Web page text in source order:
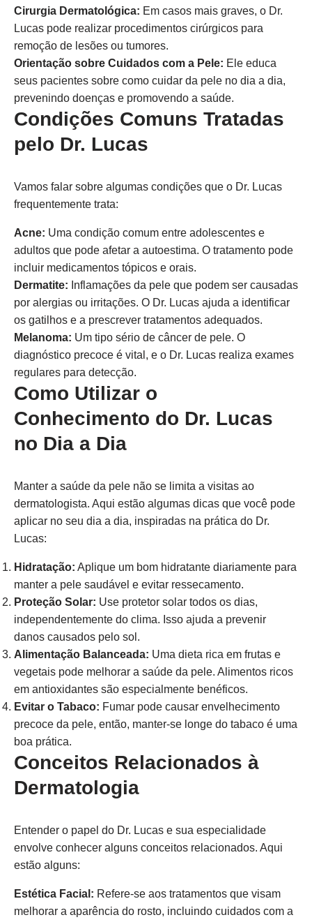
Cirurgia Dermatológica: Em casos mais graves, o Dr.
Lucas pode realizar procedimentos cirúrgicos para
remoção de lesões ou tumores.
Orientação sobre Cuidados com a Pele: Ele educa
seus pacientes sobre como cuidar da pele no dia a dia,
prevenindo doenças e promovendo a saúde.
Condições Comuns Tratadas
pelo Dr. Lucas
Vamos falar sobre algumas condições que o Dr. Lucas
frequentemente trata:
Acne: Uma condição comum entre adolescentes e
adultos que pode afetar a autoestima. O tratamento pode
incluir medicamentos tópicos e orais.
Dermatite: Inflamações da pele que podem ser causadas
por alergias ou irritações. O Dr. Lucas ajuda a identificar
os gatilhos e a prescrever tratamentos adequados.
Melanoma: Um tipo sério de câncer de pele. O
diagnóstico precoce é vital, e o Dr. Lucas realiza exames
regulares para detecção.
Como Utilizar o
Conhecimento do Dr. Lucas
no Dia a Dia
Manter a saúde da pele não se limita a visitas ao
dermatologista. Aqui estão algumas dicas que você pode
aplicar no seu dia a dia, inspiradas na prática do Dr.
Lucas:
Hidratação: Aplique um bom hidratante diariamente para
manter a pele saudável e evitar ressecamento.
Proteção Solar: Use protetor solar todos os dias,
independentemente do clima. Isso ajuda a prevenir
danos causados pelo sol.
Alimentação Balanceada: Uma dieta rica em frutas e
vegetais pode melhorar a saúde da pele. Alimentos ricos
em antioxidantes são especialmente benéficos.
Evitar o Tabaco: Fumar pode causar envelhecimento
precoce da pele, então, manter-se longe do tabaco é uma
boa prática.
Conceitos Relacionados à
Dermatologia
Entender o papel do Dr. Lucas e sua especialidade
envolve conhecer alguns conceitos relacionados. Aqui
estão alguns:
Estética Facial: Refere-se aos tratamentos que visam
melhorar a aparência do rosto, incluindo cuidados com a